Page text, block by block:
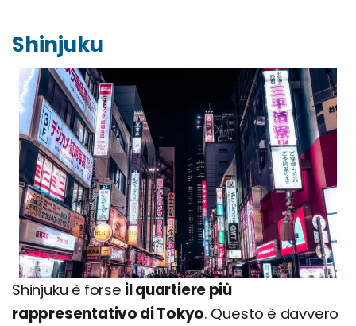
Shinjuku
Shinjuku è forse il quartiere più
rappresentativo di Tokyo. Questo è davvero